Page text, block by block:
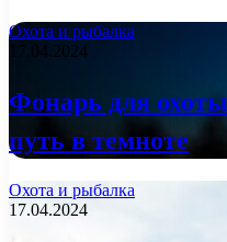
Охота и рыбалка
17.04.2024
Фонарь для
путь в темноте
Охота и рыбалка
17.04.2024